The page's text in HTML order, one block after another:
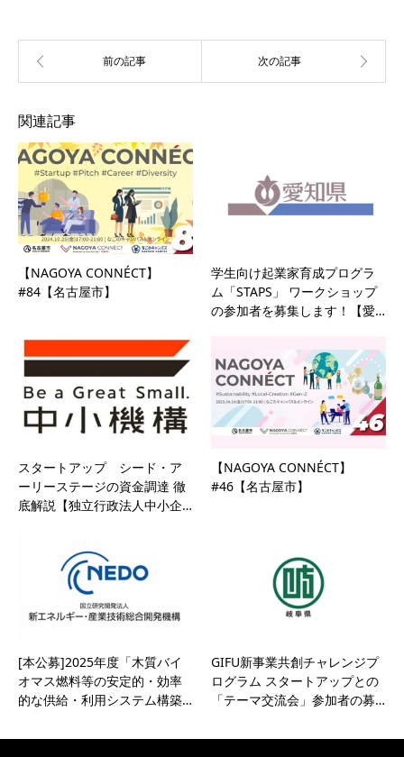
関連記事
【NAGOYA CONNÉCT】
#84【名古屋市】
学生向け起業家育成プログラ
ム「STAPS」 ワークショップ
の参加者を募集します！【愛…
スタートアップ シード・ア
ーリーステージの資金調達 徹
底解説【独立行政法人中小企…
【NAGOYA CONNÉCT】
#46【名古屋市】
[本公募]2025年度「木質バイ
オマス燃料等の安定的・効率
的な供給・利用システム構築…
GIFU新事業共創チャレンジプ
ログラム スタートアップとの
「テーマ交流会」参加者の募…